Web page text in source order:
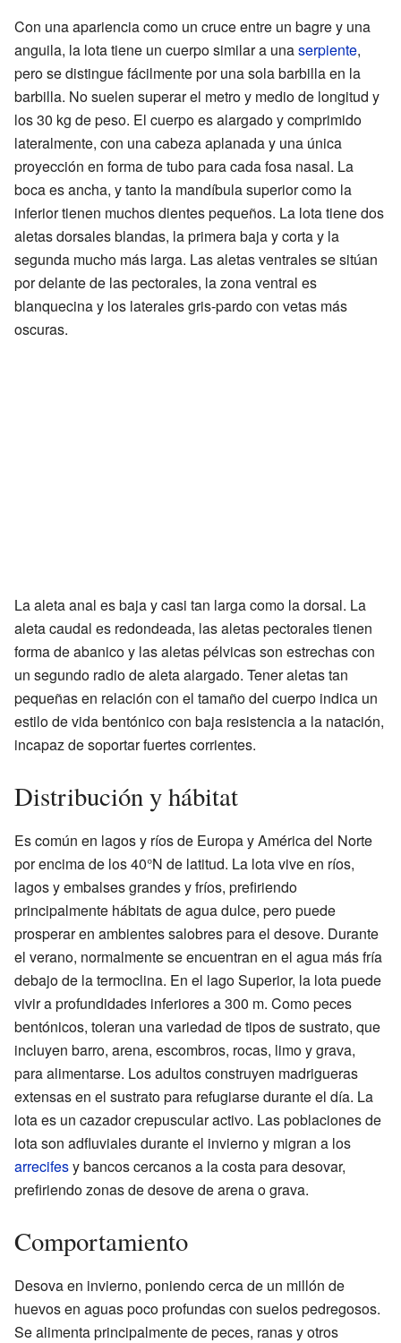
Con una apariencia como un cruce entre un bagre y una
anguila, la lota tiene un cuerpo similar a unaserpiente,
pero se distingue fácilmente por una sola barbilla en la
barbilla. No suelen superar el metro y medio de longitud y
los 30 kg de peso. El cuerpo es alargado y comprimido
lateralmente, con una cabeza aplanada y una única
proyección en forma de tubo para cada fosa nasal. La
boca es ancha, y tanto la mandíbula superior como la
inferior tienen muchos dientes pequeños. La lota tiene dos
aletas dorsales blandas, la primera baja y corta y la
segunda mucho más larga. Las aletas ventrales se sitúan
por delante de las pectorales, la zona ventral es
blanquecina y los laterales gris-pardo con vetas más
oscuras.
La aleta anal es baja y casi tan larga como la dorsal. La
aleta caudal es redondeada, las aletas pectorales tienen
forma de abanico y las aletas pélvicas son estrechas con
un segundo radio de aleta alargado. Tener aletas tan
pequeñas en relación con el tamaño del cuerpo indica un
estilo de vida bentónico con baja resistencia a la natación,
incapaz de soportar fuertes corrientes.
Distribución y hábitat
Es común en lagos y ríos de Europa y América del Norte
por encima de los 40°N de latitud. La lota vive en ríos,
lagos y embalses grandes y fríos, prefiriendo
principalmente hábitats de agua dulce, pero puede
prosperar en ambientes salobres para el desove. Durante
el verano, normalmente se encuentran en el agua más fría
debajo de la termoclina. En el lago Superior, la lota puede
vivir a profundidades inferiores a 300 m. Como peces
bentónicos, toleran una variedad de tipos de sustrato, que
incluyen barro, arena, escombros, rocas, limo y grava,
para alimentarse. Los adultos construyen madrigueras
extensas en el sustrato para refugiarse durante el día. La
lota es un cazador crepuscular activo. Las poblaciones de
lota son adfluviales durante el invierno y migran a los
arrecifesy bancos cercanos a la costa para desovar,
prefiriendo zonas de desove de arena o grava.
Comportamiento
Desova en invierno, poniendo cerca de un millón de
huevos en aguas poco profundas con suelos pedregosos.
Se alimenta principalmente de peces, ranas y otros